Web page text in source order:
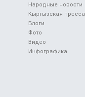
Народные новости
Кыргызская пресса
Блоги
Фото
Видео
Инфографика